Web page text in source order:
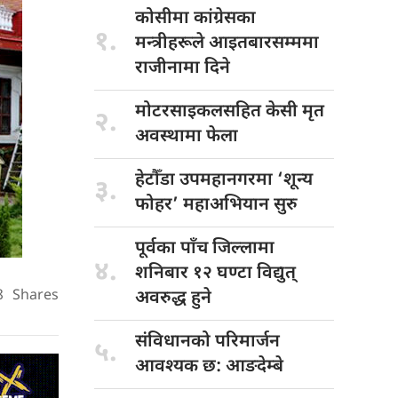
Shares
१.
कोसीमा कांग्रेसका
मन्त्रीहरूले आइतबारसम्ममा
राजीनामा दिने
२. मोटरसाइकलसहित केसीमृत
अवस्थामा फेला
३. हेटौँडा उपमहानगरमा ‘शून्य
फोहर’ महाअभियान सुरु
४.
पूर्वका पाँचजिल्लामा
शनिबार १२ घण्टा विद्युत्
अवरुद्ध हुने
५.
संविधानको परिमार्जन
आवश्यक छ: आङदेम्बे